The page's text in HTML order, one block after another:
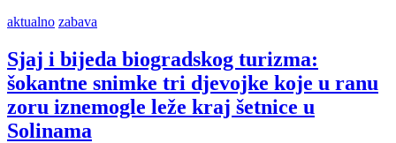
aktualno zabava
Sjaj i bijeda biogradskog turizma:
šokantne snimke tri djevojke koje u ranu
zoru iznemogle leže kraj šetnice u
Solinama